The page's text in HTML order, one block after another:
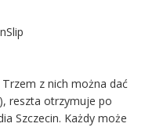
z nich można dać
reszta otrzymuje po
Szczecin. Każdy może